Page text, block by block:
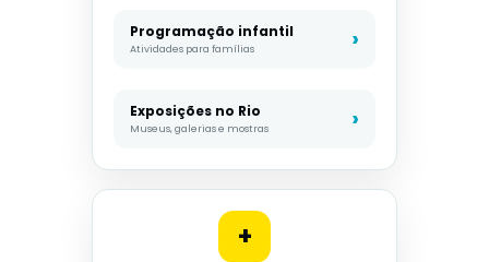
Programação infantil
Atividades para famílias
Exposições no Rio
Museus, galerias e mostras
+